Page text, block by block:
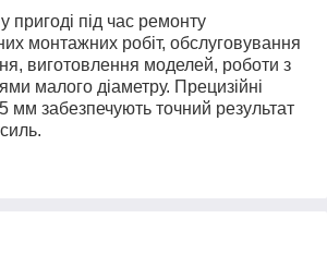
пригоді під час ремонту
монтажних робіт, обслуговування
виготовлення моделей, роботи з
малого діаметру. Прецизійні
мм забезпечують точний результат